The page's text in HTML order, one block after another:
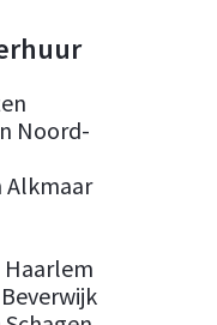
Noord-
Alkmaar